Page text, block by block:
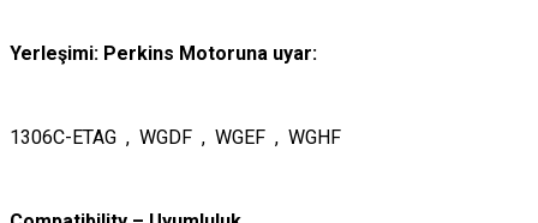
Yerleşimi: Perkins Motoruna uyar:
1306C-ETAG , WGDF , WGEF , WGHF